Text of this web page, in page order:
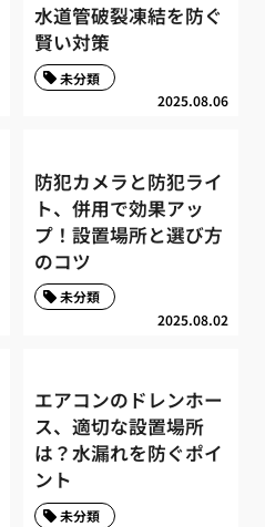
水道管破裂凍結を防ぐ
賢い対策
2025.08.06
未分類
防犯カメラと防犯ライ
ト、併用で効果アッ
プ！設置場所と選び方
のコツ
2025.08.02
未分類
エアコンのドレンホー
ス、適切な設置場所
は？水漏れを防ぐポイ
ント
未分類